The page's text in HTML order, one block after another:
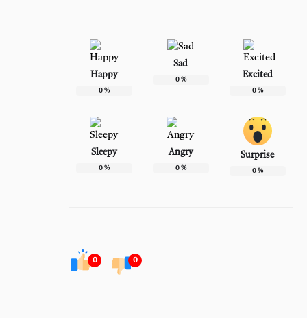
Happy
0%
Sad
0% Excited
0%
Sleepy
0%
Angry
0%
Surprise
0%
0 0